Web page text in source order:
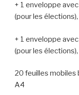
+ 1 enveloppe
(pour les
+ 1 enveloppe
(pour les
20 feuilles mobiles
A4